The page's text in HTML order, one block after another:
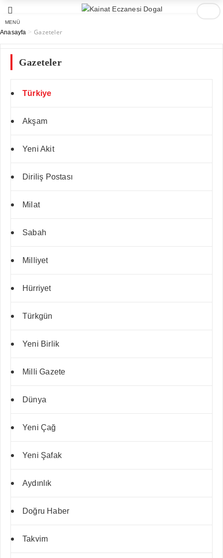
MENÜ
Anasayfa >Gazeteler
Gazeteler
Türkiye
Akşam
Yeni Akit
Diriliş Postası
Milat
Sabah
Milliyet
Hürriyet
Türkgün
Yeni Birlik
Milli Gazete
Dünya
Yeni Çağ
Yeni Şafak
Aydınlık
Doğru Haber
Takvim